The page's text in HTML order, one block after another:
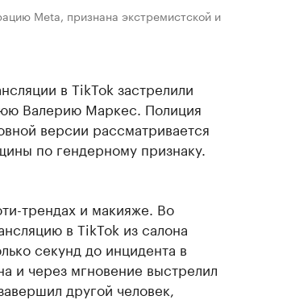
Meta, признана экстремистской и
в TikTok застрелили
Валерию Маркес. Полиция
версии рассматривается
по гендерному признаку.
трендах и макияже. Во
в TikTok из салона
секунд до инцидента в
и через мгновение выстрелил
другой человек,